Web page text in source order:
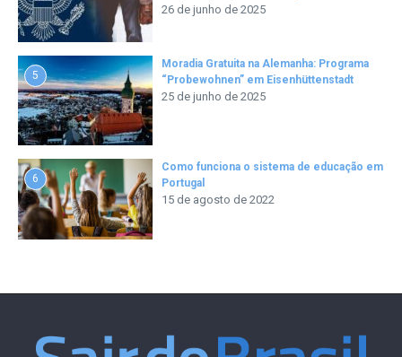
26 de junho de 2025
5
Moradia Gratuita na Alemanha: Programa
“Probewohnen” em Eisenhüttenstadt
25 de junho de 2025
6
Como funciona o sistema de educação em
Portugal
15 de agosto de 2022